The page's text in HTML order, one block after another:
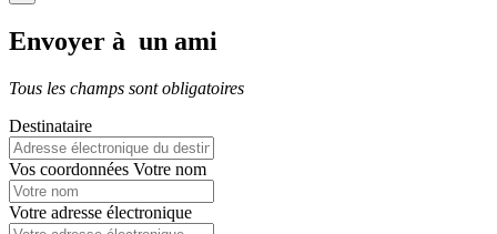
Envoyer à un ami
Tous les champs sont obligatoires
Destinataire
Vos coordonnées Votre nom
Votre adresse électronique